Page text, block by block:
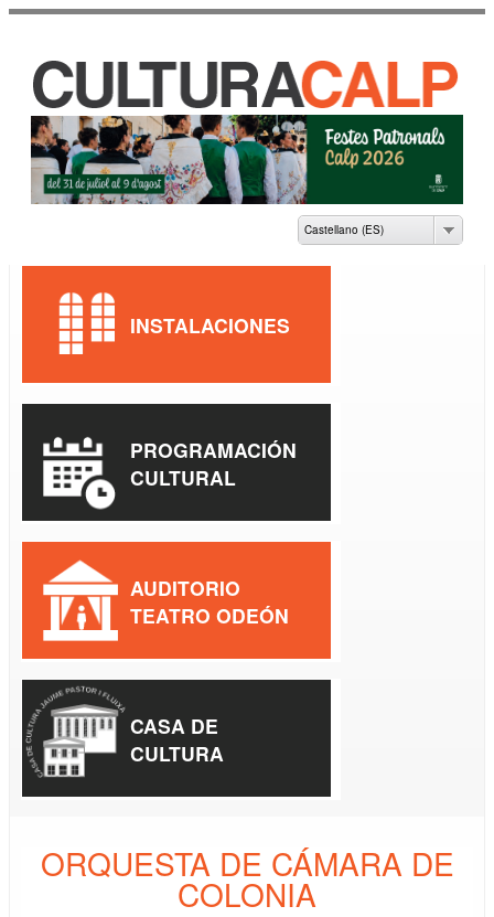
principal
CASA DE CULTURA
JAUME PASTOR I
Castellano (ES)
ORQUESTA DE CÁMARA DE
COLONIA
INSTALACIONES
PROGRAMACIÓN
CULTURAL
AUDITORIO
TEATRO ODEÓN
CASA DE
CULTURA